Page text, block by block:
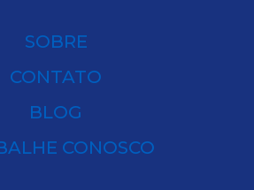
SOBRE
CONTATO
BLOG
CONOSCO